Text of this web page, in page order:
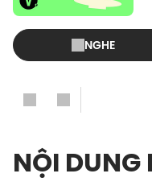
NGHE
NỘI DUNG